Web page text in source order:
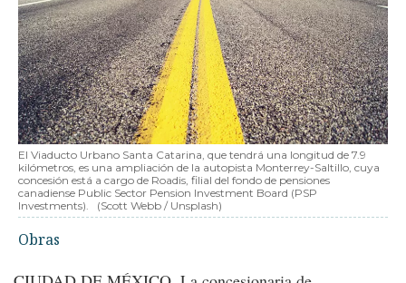
El Viaducto Urbano Santa Catarina, que tendrá una longitud de 7.9
kilómetros, es una ampliación de la autopista Monterrey-Saltillo, cuya
concesión está a cargo de Roadis, filial del fondo de pensiones
canadiense Public Sector Pension Investment Board (PSP
Investments).
(Scott Webb / Unsplash)
Obras